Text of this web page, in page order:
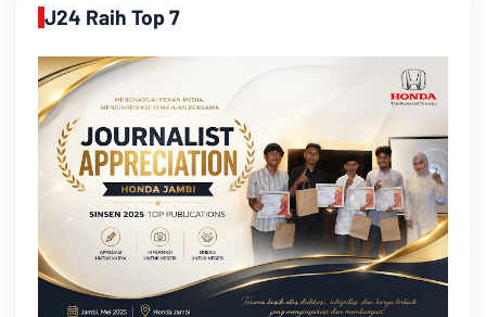
J24 Raih Top 7